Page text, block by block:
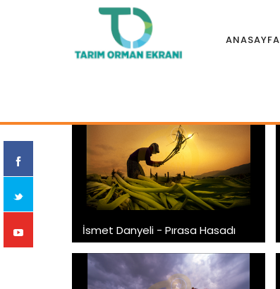
ANASAYFA
İsmet Danyeli - Pırasa Hasadı